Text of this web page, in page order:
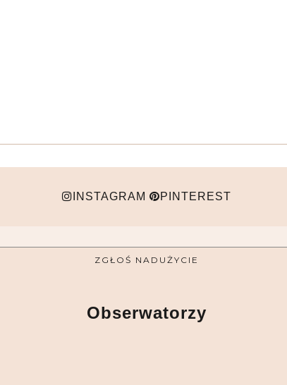
INSTAGRAM PINTEREST
ZGŁOŚ NADUŻYCIE
Obserwatorzy